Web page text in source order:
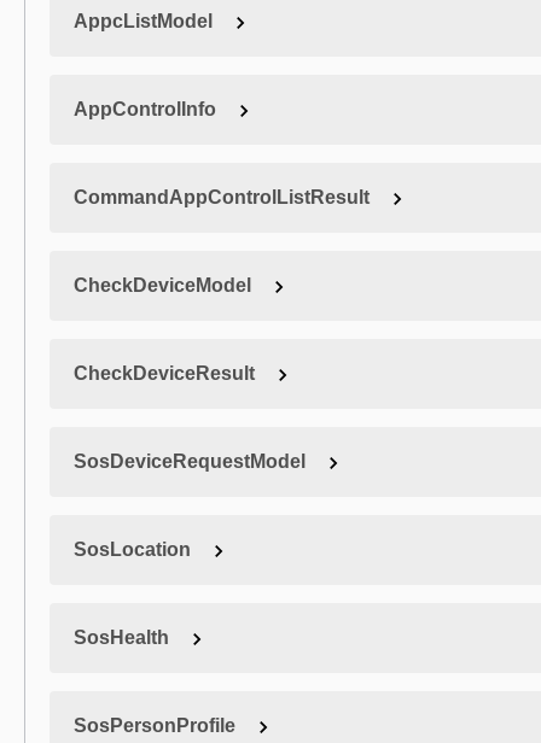
AppcListModel
AppControlInfo
CommandAppControlListResult
CheckDeviceModel
CheckDeviceResult
SosDeviceRequestModel
SosLocation
SosHealth
SosPersonProfile